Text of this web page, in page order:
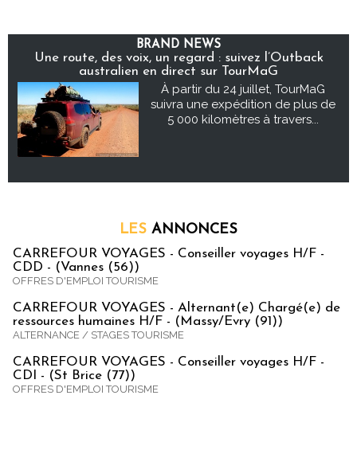
BRAND NEWS
Une route, des voix, un regard : suivez l’Outback
australien en direct sur TourMaG
À partir du 24 juillet, TourMaG
suivra une expédition de plus de
5 000 kilomètres à travers...
LES ANNONCES
CARREFOUR VOYAGES - Conseiller voyages H/F -
CDD - (Vannes (56))
OFFRES D'EMPLOI TOURISME
CARREFOUR VOYAGES - Alternant(e) Chargé(e) de
ressources humaines H/F - (Massy/Evry (91))
ALTERNANCE / STAGES TOURISME
CARREFOUR VOYAGES - Conseiller voyages H/F -
CDI - (St Brice (77))
OFFRES D'EMPLOI TOURISME